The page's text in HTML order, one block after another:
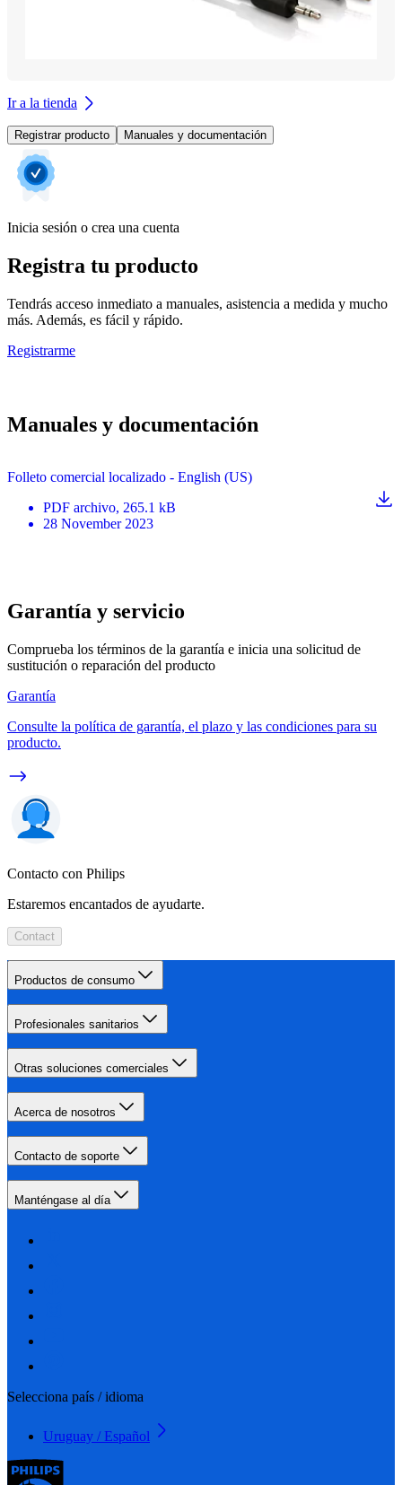
Ir a la tienda
Registrar producto Manuales y documentación
Inicia sesión o crea una cuenta
Registra tu producto
Tendrás acceso inmediato a manuales, asistencia a medida y mucho
más. Además, es fácil y rápido.
Registrarme
Manuales y documentación
Folleto comercial localizado - English (US)
PDF archivo, 265.1 kB
28 November 2023
Garantía y servicio
Comprueba los términos de la garantía e inicia una solicitud de
sustitución o reparación del producto
Garantía
Consulte la política de garantía, el plazo y las condiciones para su
producto.
Contacto con Philips
Estaremos encantados de ayudarte.
Contact
Productos de consumo
Profesionales sanitarios
Otras soluciones comerciales
Acerca de nosotros
Contacto de soporte
Manténgase al día
Selecciona país / idioma
Uruguay / Español